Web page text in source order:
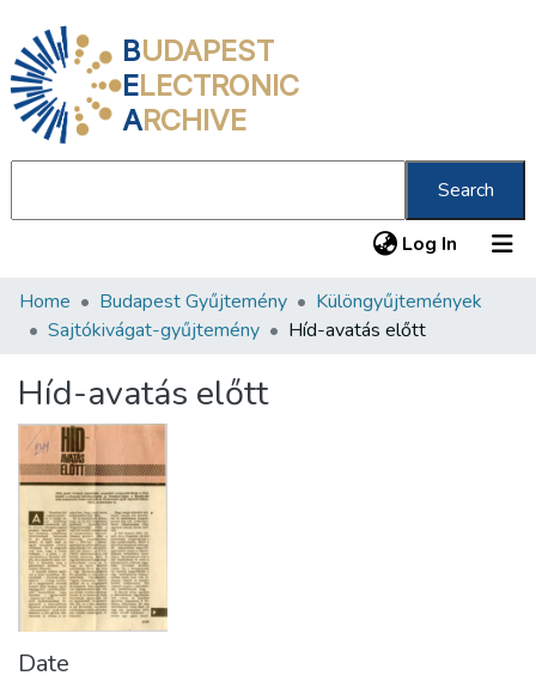
BUDAPEST
ELECTRONIC
ARCHIVE
Search
Log In (current)
Communities & Collections
Statistics
About us
Home Budapest Gyűjtemény
Különgyűjtemények
Sajtókivágat-gyűjtemény
Híd-avatás előtt
Híd-avatás előtt
Date